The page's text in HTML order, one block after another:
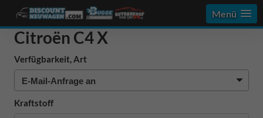
Menü
Citroën C4 X
Verfügbarkeit, Art
Kraftstoff